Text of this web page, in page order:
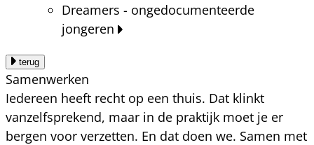
Dreamers - ongedocumenteerde
jongeren
terug
Samenwerken
Iedereen heeft recht op een thuis. Dat klinkt
vanzelfsprekend, maar in de praktijk moet je er
bergen voor verzetten. En dat doen we. Samen met